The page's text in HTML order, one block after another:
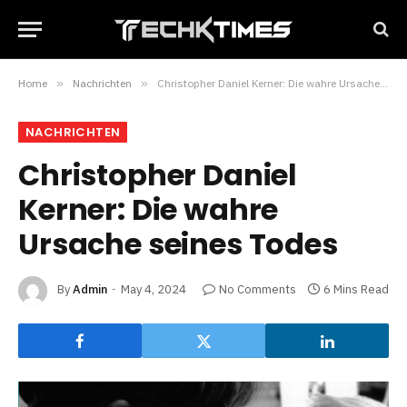
Home » Nachrichten » Christopher Daniel Kerner: Die wahre Ursache seines Todes
NACHRICHTEN
Christopher Daniel
Kerner: Die wahre
Ursache seines Todes
ByAdmin May 4, 2024 No Comments 6 Mins Read